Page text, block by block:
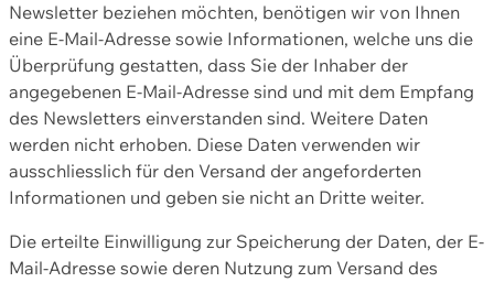
Newsletter beziehen möchten, benötigen wir von Ihnen
eine E-Mail-Adresse sowie Informationen, welche uns die
Überprüfung gestatten, dass Sie der Inhaber der
angegebenen E-Mail-Adresse sind und mit dem Empfang
des Newsletters einverstanden sind. Weitere Daten
werden nicht erhoben. Diese Daten verwenden wir
ausschliesslich für den Versand der angeforderten
Informationen und geben sie nicht an Dritte weiter.
Die erteilte Einwilligung zur Speicherung der Daten, der E-
Mail-Adresse sowie deren Nutzung zum Versand des